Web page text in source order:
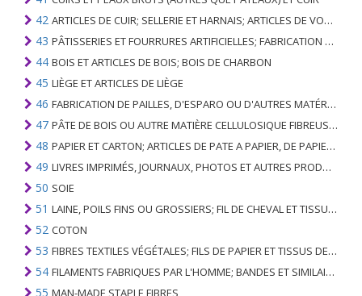
42 ARTICLES DE CUIR; SELLERIE ET ​​HARNAIS; ARTICLES DE VOYAGE, SACS À MAIN ET RÉCIPIENTS ANALOGUES; ARTICLES DE GUT ANIMAL (AUTRE QUE GUT DE SOIE-VERT)
43 PÂTISSERIES ET FOURRURES ARTIFICIELLES; FABRICATION DE CELLES-CI
44 BOIS ET ARTICLES DE BOIS; BOIS DE CHARBON
45 LIÈGE ET ARTICLES DE LIÈGE
46 FABRICATION DE PAILLES, D'ESPARO OU D'AUTRES MATÉRIAUX DE COULÉE; BASKETWARE ET WICKERWORK
47 PÂTE DE BOIS OU AUTRE MATIÈRE CELLULOSIQUE FIBREUSE; PAPIER OU CARTON RÉCUPÉRÉ (DÉCHETS ET DÉCHETS)
48 PAPIER ET CARTON; ARTICLES DE PATE A PAPIER, DE PAPIER OU DE CARTON
49 LIVRES IMPRIMÉS, JOURNAUX, PHOTOS ET AUTRES PRODUITS DE L'INDUSTRIE DE L'IMPRIMERIE; MANUSCRITS, TYPESCRIPTS ET PLANS
50 SOIE
51 LAINE, POILS FINS OU GROSSIERS; FIL DE CHEVAL ET TISSU TISSÉ
52 COTON
53 FIBRES TEXTILES VÉGÉTALES; FILS DE PAPIER ET TISSUS DE FILS DE PAPIER
54 FILAMENTS FABRIQUES PAR L'HOMME; BANDES ET SIMILAIRES DE MATIERES TEXTILES SYNTHETIQUES
55 MAN-MADE STAPLE FIBRES